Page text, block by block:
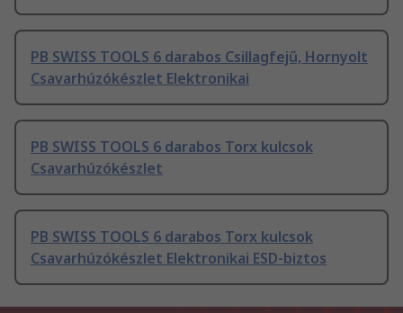
PB SWISS TOOLS 6 darabos Csillagfejű, Hornyolt
Csavarhúzókészlet Elektronikai
PB SWISS TOOLS 6 darabos Torx kulcsok
Csavarhúzókészlet
PB SWISS TOOLS 6 darabos Torx kulcsok
Csavarhúzókészlet Elektronikai ESD-biztos